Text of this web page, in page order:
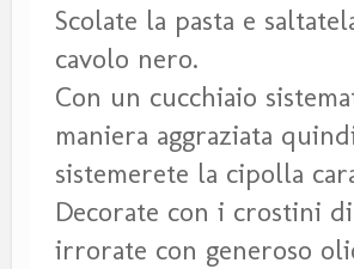
Scolate la pasta e
cavolo nero.
Con un cucchiaio
maniera aggraziata
sistemerete la cipolla
Decorate con i crostini
irrorate con generoso